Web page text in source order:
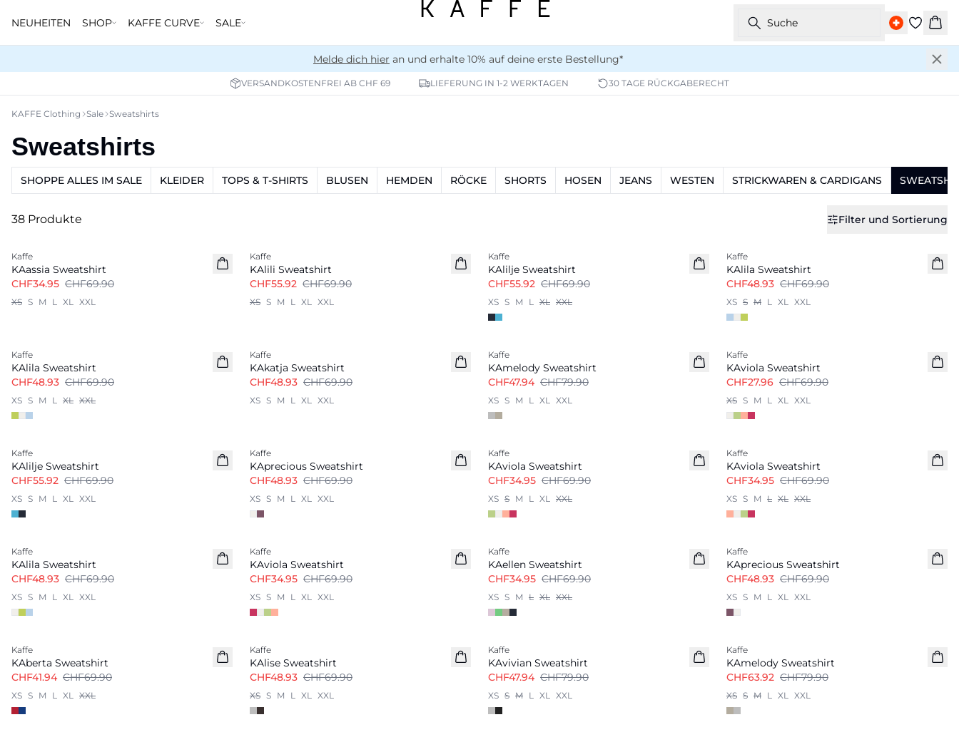
NEUHEITEN SHOP KAFFE CURVE SALE Suche
Melde dich hier an und erhalte 10% auf deine erste Bestellung*
VERSANDKOSTENFREI AB CHF 69 LIEFERUNG IN 1-2 WERKTAGEN 30 TAGE RÜCKGABERECHT
KAFFE Clothing Sale Sweatshirts
Sweatshirts
SHOPPE ALLES IM SALE KLEIDER TOPS & T-SHIRTS BLUSEN HEMDEN RÖCKE SHORTS HOSEN JEANS WESTEN STRICKWAREN & CARDIGANS
38 Produkte Filter und Sortierung
Kaffe
KAassia Sweatshirt
CHF34.95 CHF69.90
XS S M L XL XXL
Kaffe
KAlili Sweatshirt
CHF55.92 CHF69.90
XS S M L XL XXL
Kaffe
KAlilje Sweatshirt
CHF55.92 CHF69.90
XS S M L XL XXL
Kaffe
KAlila Sweatshirt
CHF48.93 CHF69.90
XS S M L XL XXL
Kaffe
KAlila Sweatshirt
CHF48.93 CHF69.90
XS S M L XL XXL
Kaffe
KAkatja Sweatshirt
CHF48.93 CHF69.90
XS S M L XL XXL
Kaffe
KAmelody Sweatshirt
CHF47.94 CHF79.90
XS S M L XL XXL
Kaffe
KAviola Sweatshirt
CHF27.96 CHF69.90
XS S M L XL XXL
Kaffe
KAlilje Sweatshirt
CHF55.92 CHF69.90
XS S M L XL XXL
Kaffe
KAprecious Sweatshirt
CHF48.93 CHF69.90
XS S M L XL XXL
Kaffe
KAviola Sweatshirt
CHF34.95 CHF69.90
XS S M L XL XXL
Kaffe
KAviola Sweatshirt
CHF34.95 CHF69.90
XS S M L XL XXL
Kaffe
KAlila Sweatshirt
CHF48.93 CHF69.90
XS S M L XL XXL
Kaffe
KAviola Sweatshirt
CHF34.95 CHF69.90
XS S M L XL XXL
Kaffe
KAellen Sweatshirt
CHF34.95 CHF69.90
XS S M L XL XXL
Kaffe
KAprecious Sweatshirt
CHF48.93 CHF69.90
XS S M L XL XXL
Kaffe
KAberta Sweatshirt
CHF41.94 CHF69.90
XS S M L XL XXL
Kaffe
KAlise Sweatshirt
CHF48.93 CHF69.90
XS S M L XL XXL
Kaffe
KAvivian Sweatshirt
CHF47.94 CHF79.90
XS S M L XL XXL
Kaffe
KAmelody Sweatshirt
CHF63.92 CHF79.90
XS S M L XL XXL